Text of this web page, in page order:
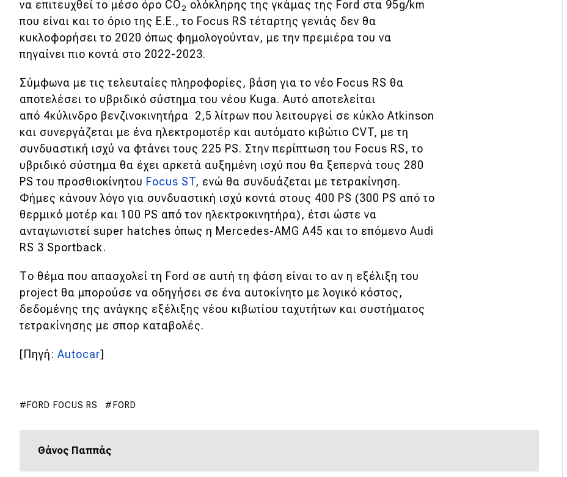
Πρωτότυπα
Ελλάδα
Κόσμος
Τεχνολογία
Ασφάλεια
Αγορά
Απόψεις
Test Drive
Δοκιμή
Αποστολή
Συγκρίνουμε
Αγώνες
Formula 1
Eco
Νέα
να επιτευχθεί το μέσο όρο CO2 ολόκληρης της γκάμας της Ford στα 95g/km
που είναι και το όριο της Ε.Ε., το Focus RS τέταρτης γενιάς δεν θα
κυκλοφορήσει το 2020 όπως φημολογούνταν, με την πρεμιέρα του να
πηγαίνει πιο κοντά στο 2022-2023.
Σύμφωνα με τις τελευταίες πληροφορίες, βάση για το νέο Focus RS θα
αποτελέσει το υβριδικό σύστημα του νέου Kuga. Αυτό αποτελείται
από 4κύλινδρο βενζινοκινητήρα 2,5 λίτρων που λειτουργεί σε κύκλο Atkinson
και συνεργάζεται με ένα ηλεκτρομοτέρ και αυτόματο κιβώτιο CVT, με τη
συνδυαστική ισχύ να φτάνει τους 225 PS. Στην περίπτωση του Focus RS, το
υβριδικό σύστημα θα έχει αρκετά αυξημένη ισχύ που θα ξεπερνά τους 280
PS του προσθιοκίνητου Focus ST, ενώ θα συνδυάζεται με τετρακίνηση.
Φήμες κάνουν λόγο για συνδυαστική ισχύ κοντά στους 400 PS (300 PS από το
θερμικό μοτέρ και 100 PS από τον ηλεκτροκινητήρα), έτσι ώστε να
ανταγωνιστεί super hatches όπως η Mercedes-AMG A45 και το επόμενο Audi
RS 3 Sportback.
Το θέμα που απασχολεί τη Ford σε αυτή τη φάση είναι το αν η εξέλιξη του
project θα μπορούσε να οδηγήσει σε ένα αυτοκίνητο με λογικό κόστος,
δεδομένης της ανάγκης εξέλιξης νέου κιβωτίου ταχυτήτων και συστήματος
τετρακίνησης με σπορ καταβολές.
[Πηγή: Autocar]
FORD FOCUS RS FORD
Θάνος Παππάς